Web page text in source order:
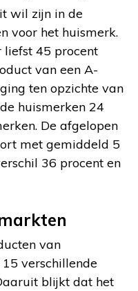
wil zijn in de
voor het huismerk.
45 procent
van een A-
ten opzichte van
huismerken 24
De afgelopen
met gemiddeld 5
36 procent en
van
verschillende
blijkt dat het